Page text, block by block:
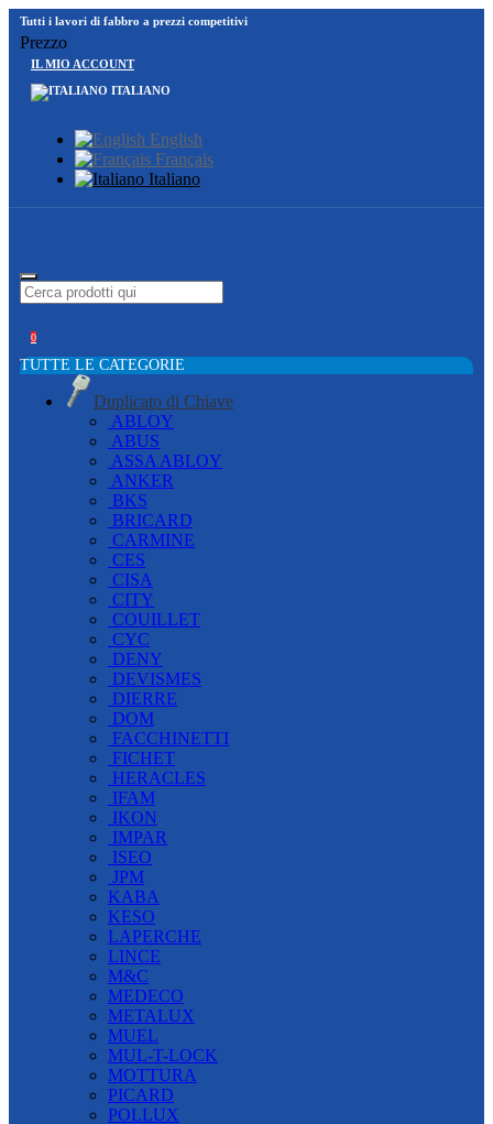
Tutti i lavori di fabbro a prezzi competitivi
Prezzo
IL MIO ACCOUNT
ITALIANO
English
Français
Italiano
0
TUTTE LE CATEGORIE
Duplicato di Chiave
ABLOY
ABUS
ASSA ABLOY
ANKER
BKS
BRICARD
CARMINE
CES
CISA
CITY
COUILLET
CYC
DENY
DEVISMES
DIERRE
DOM
FACCHINETTI
FICHET
HERACLES
IFAM
IKON
IMPAR
ISEO
JPM
KABA
KESO
LAPERCHE
LINCE
M&C
MEDECO
METALUX
MUEL
MUL-T-LOCK
MOTTURA
PICARD
POLLUX